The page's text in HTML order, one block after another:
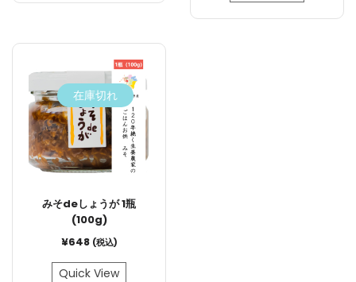
在庫切れ
みそdeしょうが 1瓶
(100g)
¥648 (税込)
Quick View